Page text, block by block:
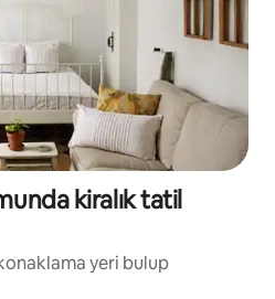
kiralık tatil
yeri bulup